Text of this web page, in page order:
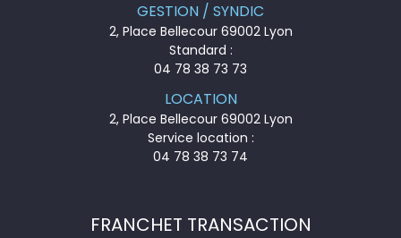
GESTION / SYNDIC
2, Place Bellecour 69002 Lyon
Standard :
04 78 38 73 73
LOCATION
2, Place Bellecour 69002 Lyon
Service location :
04 78 38 73 74
FRANCHET TRANSACTION